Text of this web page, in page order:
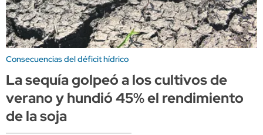
Consecuencias del déficit hídrico
La sequía golpeó a los cultivos de
verano y hundió 45% el rendimiento
de la soja